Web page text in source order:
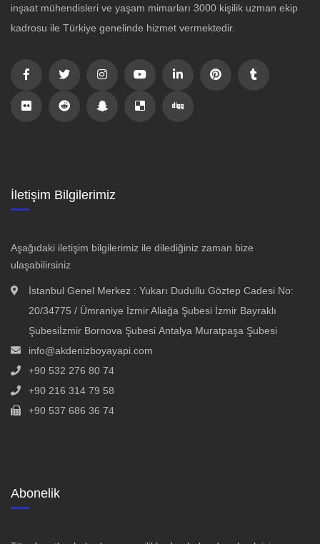
inşaat mühendisleri ve yaşam mimarları 3000 kişilik uzman ekip
kadrosu ile Türkiye genelinde hizmet vermektedir.
İletişim Bilgilerimiz
Aşağıdaki iletişim bilgilerimiz ile dilediğiniz zaman bize
ulaşabilirsiniz
İstanbul Genel Merkez : Yukarı Dudullu Göztep Cadesi No:
20/34775 / Ümraniye İzmir Aliağa Şubesi İzmir Bayraklı
Şubesiİzmir Bornova Şubesi Antalya Muratpaşa Şubesi
info@akdenizboyayapi.com
+90 532 276 80 74
+90 216 314 79 58
+90 537 686 36 74
Abonelik